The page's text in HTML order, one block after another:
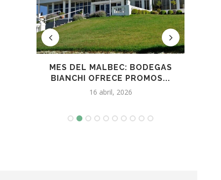
MES DEL MALBEC: BODEGAS
BIANCHI OFRECE PROMOS...
16 abril, 2026